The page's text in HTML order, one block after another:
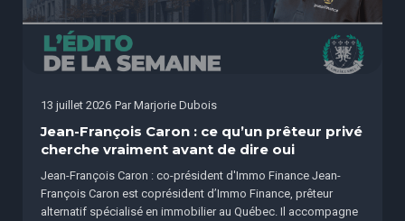
13 juillet 2026 Par Marjorie Dubois
Jean-François Caron : ce qu’un prêteur privé
cherche vraiment avant de dire oui
Jean-François Caron : co-président d'Immo Finance Jean-
François Caron est coprésident d’Immo Finance, prêteur
alternatif spécialisé en immobilier au Québec. Il accompagne